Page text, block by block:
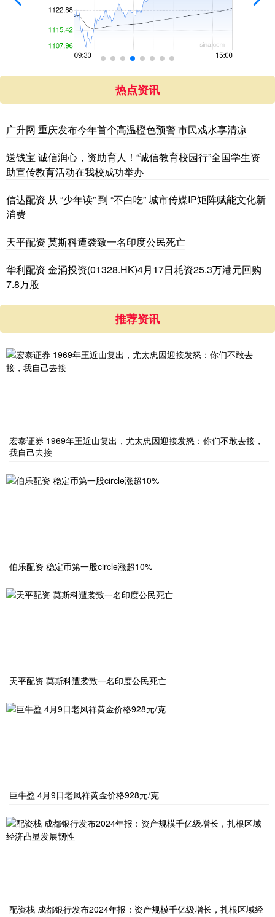
热点资讯
广升网 重庆发布今年首个高温橙色预警 市民戏水享清凉
送钱宝 诚信润心，资助育人！“诚信教育校园行”全国学生资
助宣传教育活动在我校成功举办
信达配资 从 “少年读” 到 “不白吃” 城市传媒IP矩阵赋能文化新
消费
天平配资 莫斯科遭袭致一名印度公民死亡
华利配资 金涌投资(01328.HK)4月17日耗资25.3万港元回购
7.8万股
推荐资讯
宏泰证券 1969年王近山复出，尤太忠因迎接发怒：你们不敢去接，
我自己去接
伯乐配资 稳定币第一股circle涨超10%
天平配资 莫斯科遭袭致一名印度公民死亡
巨牛盈 4月9日老凤祥黄金价格928元/克
配资栈 成都银行发布2024年报：资产规模千亿级增长，扎根区域经